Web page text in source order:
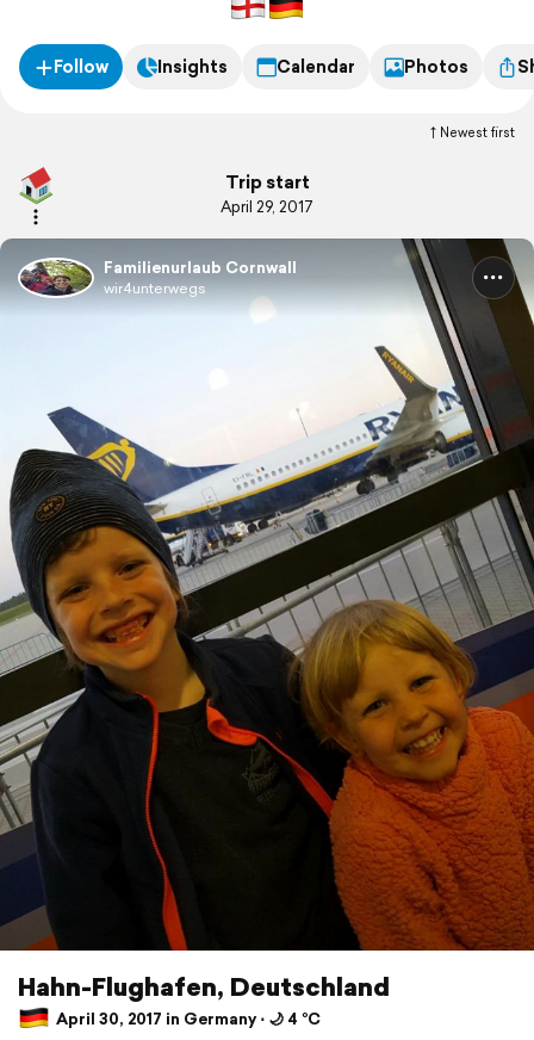
Follow Insights Calendar Photos
Newest first
Trip start
April 29, 2017
Familienurlaub Cornwall
wir4unterwegs
Hahn-Flughafen, Deutschland
April 30, 2017 in Germany ⋅ 🌙 4 °C